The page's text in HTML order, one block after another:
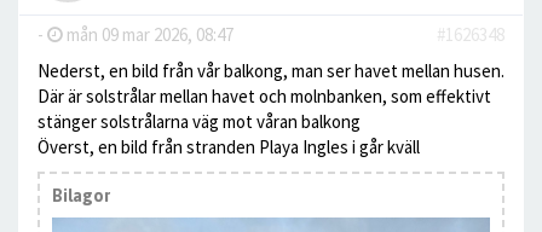
- mån 09 mar 2026, 08:47
#1626348
Nederst, en bild från vår balkong, man ser havet mellan husen.
Där är solstrålar mellan havet och molnbanken, som effektivt
stänger solstrålarna väg mot våran balkong
Överst, en bild från stranden Playa Ingles i går kväll
Bilagor